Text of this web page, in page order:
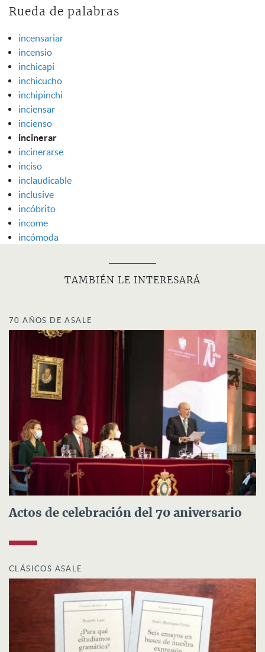
Rueda de palabras
incensariar
incensio
inchicapi
inchicucho
inchipinchi
inciensar
incienso
incinerar
incinerarse
inciso
inclaudicable
inclusive
incóbrito
income
incómoda
TAMBIÉN LE INTERESARÁ
70 AÑOS DE ASALE
Actos de celebración del 70 aniversario
CLÁSICOS ASALE